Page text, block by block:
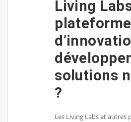
Living
solutions
?
Les Living Labs et autres